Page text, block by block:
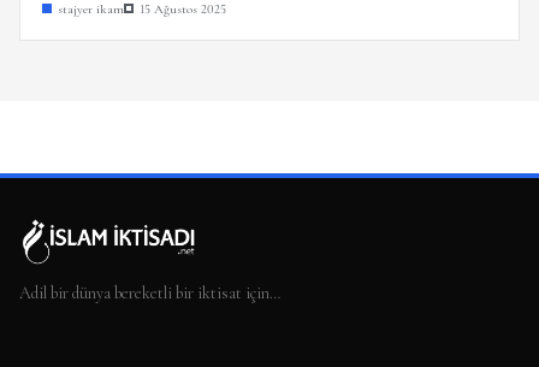
stajyer ikam 15 Ağustos 2025
Adil bir dünya bereketli bir iktisat için…